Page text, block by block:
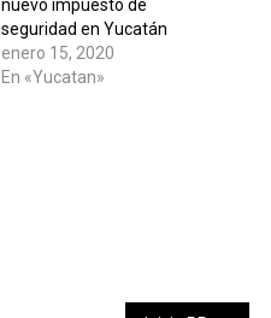
nuevo impuesto de
seguridad en Yucatán
enero 15, 2020
En «Yucatan»